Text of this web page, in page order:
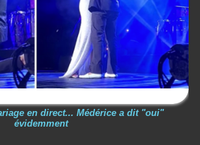
en direct... Médérice a dit "oui"
évidemment